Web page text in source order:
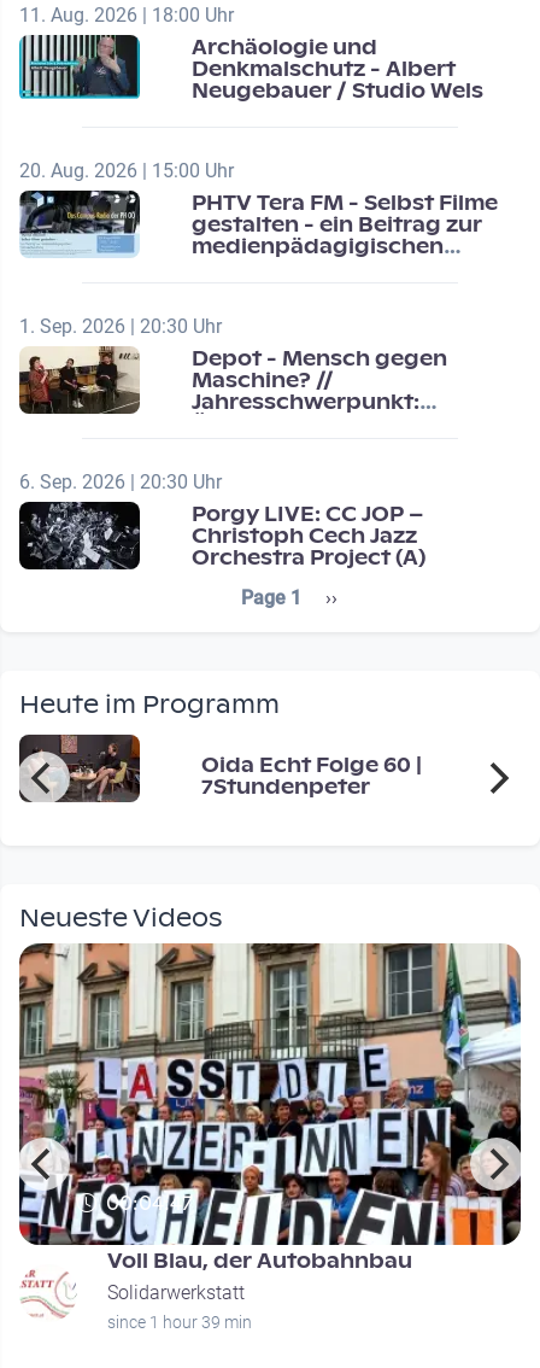
11. Aug. 2026 | 18:00 Uhr
Archäologie und
Denkmalschutz - Albert
Neugebauer / Studio Wels
20. Aug. 2026 | 15:00 Uhr
PHTV Tera FM - Selbst Filme
gestalten - ein Beitrag zur
medienpädagigischen
1. Sep. 2026 | 20:30 Uhr
Depot - Mensch gegen
Maschine? //
Jahresschwerpunkt:
6. Sep. 2026 | 20:30 Uhr
Porgy LIVE: CC JOP –
Christoph Cech Jazz
Orchestra Project (A)
Seitennummerierung
Page 1 Next page
››
Heute im Programm
Oida Echt Folge 60 |
7Stundenpeter
Neueste Videos
00:04:47
Voll Blau, der Autobahnbau
Solidarwerkstatt
since 1 hour 39 min